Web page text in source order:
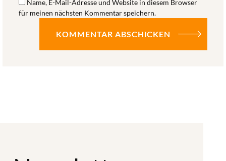
Name, E-Mail-Adresse und Website in diesem Browser
für meinen nächsten Kommentar speichern.